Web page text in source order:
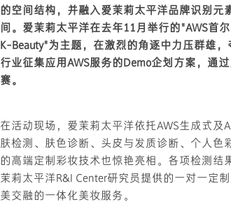
的空间结构，并融入爱茉莉太平洋品牌识别
间。爱茉莉太平洋在去年11月举行的"AWS首
K-Beauty"为主题，在激烈的角逐中力压群雄
行业征集应用AWS服务的Demo企划方案，通
赛。
在活动现场，爱茉莉太平洋依托AWS生成式及
肤检测、肤色诊断、头皮与发质诊断、个人
的高端定制彩妆技术也惊艳亮相。各项检测
茉莉太平洋R&I Center研究员提供的一对一定
美交融的一体化美妆服务。